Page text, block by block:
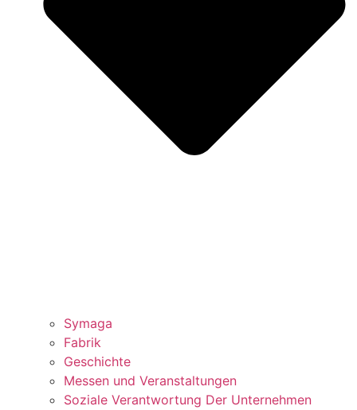
Symaga
Fabrik
Geschichte
Messen und Veranstaltungen
Soziale Verantwortung Der Unternehmen